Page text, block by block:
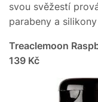
svou svěžestí
parabeny a
Treaclemoon
139 Kč